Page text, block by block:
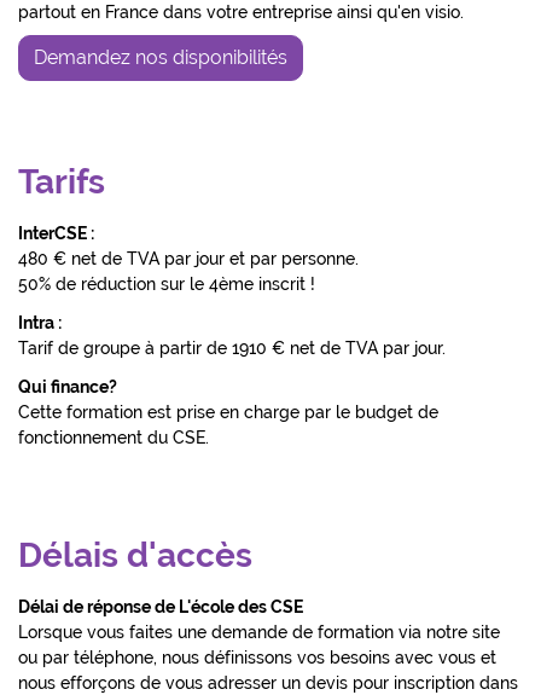
partout en France dans votre entreprise ainsi qu'en visio.
Demandez nos disponibilités
Tarifs
InterCSE :
480 € net de TVA par jour et par personne.
50% de réduction sur le 4ème inscrit !
Intra :
Tarif de groupe à partir de 1910 € net de TVA par jour.
Qui finance?
Cette formation est prise en charge par le budget de
fonctionnement du CSE.
Délais d'accès
Délai de réponse de L'école des CSE
Lorsque vous faites une demande de formation via notre site
ou par téléphone, nous définissons vos besoins avec vous et
nous efforçons de vous adresser un devis pour inscription dans